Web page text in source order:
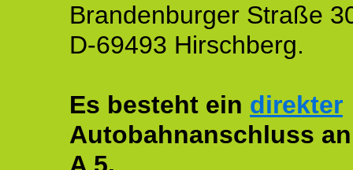
Brandenburger Straße
D-69493 Hirschberg.
Es besteht ein direkter
Autobahnanschluss